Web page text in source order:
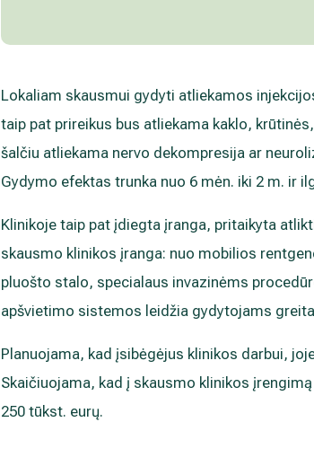
Lokaliam skausmui gydyti atliekamos
taip pat prireikus bus atliekama kaklo,
šalčiu atliekama nervo dekompresija ar
Gydymo efektas trunka nuo 6 mėn. iki 2 m. ir
Klinikoje taip pat įdiegta įranga, pritaikyta
skausmo klinikos įranga: nuo mobilios
pluošto stalo, specialaus invazinėms
apšvietimo sistemos leidžia gydytojams
Planuojama, kad įsibėgėjus klinikos darbui,
Skaičiuojama, kad į skausmo klinikos
250 tūkst. eurų.